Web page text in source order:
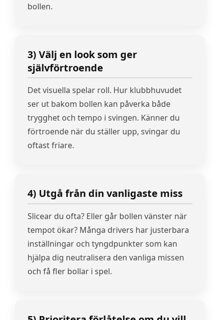
bollen.
3) Välj en look som ger
självförtroende
Det visuella spelar roll. Hur klubbhuvudet
ser ut bakom bollen kan påverka både
trygghet och tempo i svingen. Känner du
förtroende när du ställer upp, svingar du
oftast friare.
4) Utgå från din vanligaste miss
Slicear du ofta? Eller går bollen vänster när
tempot ökar? Många drivers har justerbara
inställningar och tyngdpunkter som kan
hjälpa dig neutralisera den vanliga missen
och få fler bollar i spel.